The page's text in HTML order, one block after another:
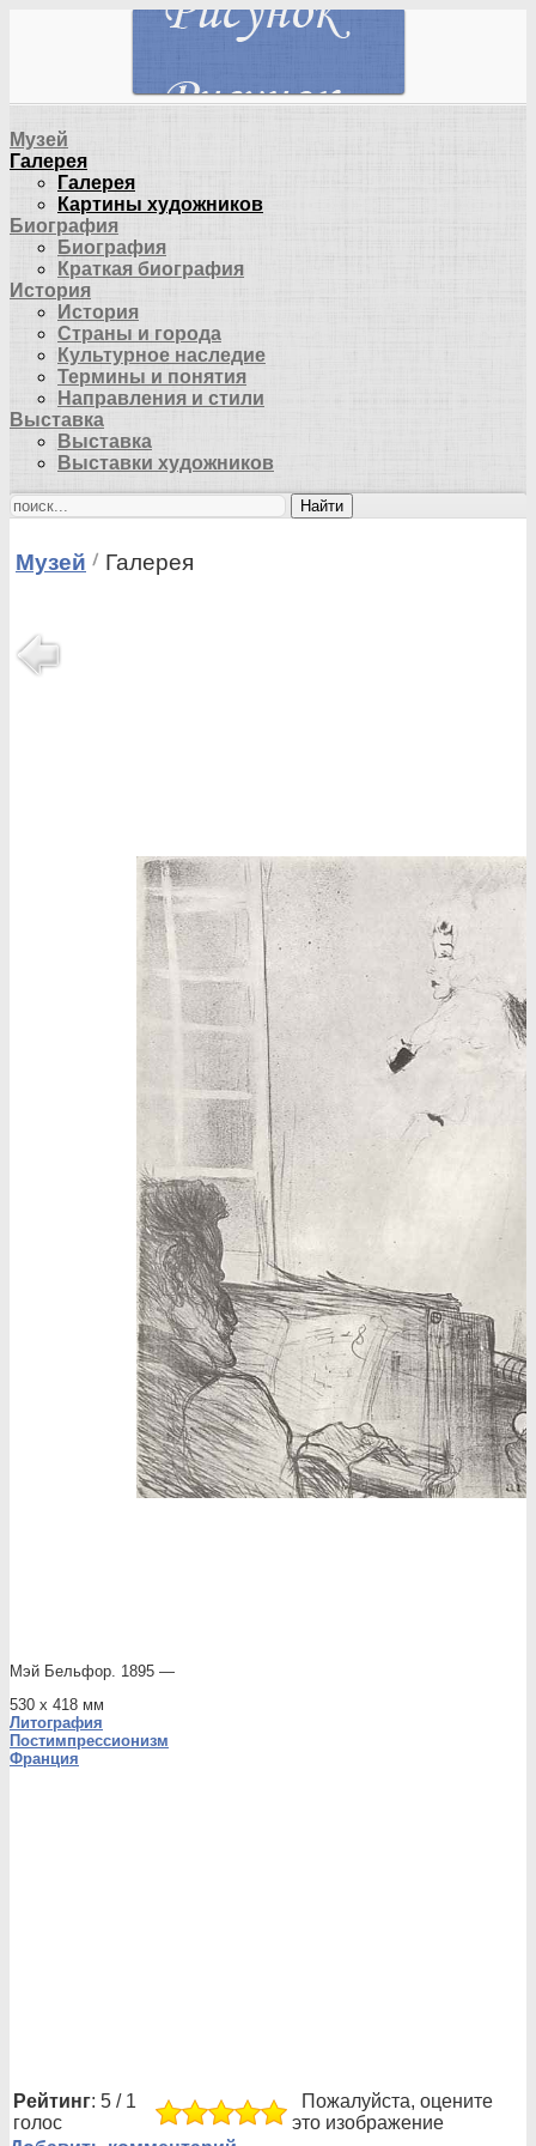
Музей
Галерея
Галерея
Картины художников
Биография
Биография
Краткая биография
История
История
Страны и города
Культурное наследие
Термины и понятия
Направления и стили
Выставка
Выставка
Выставки художников
Найти
Музей Галерея
Мэй Бельфор. 1895 —
530 х 418 мм
Литография
Постимпрессионизм
Франция
Рейтинг: 5 / 1
голос
Пожалуйста, оцените
это изображение